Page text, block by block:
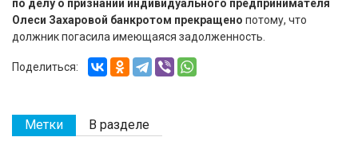
по делу о признании индивидуального предпринимателя
Олеси Захаровой банкротом прекращено потому, что
должник погасила имеющаяся задолженность.
Поделиться:
Метки В разделе